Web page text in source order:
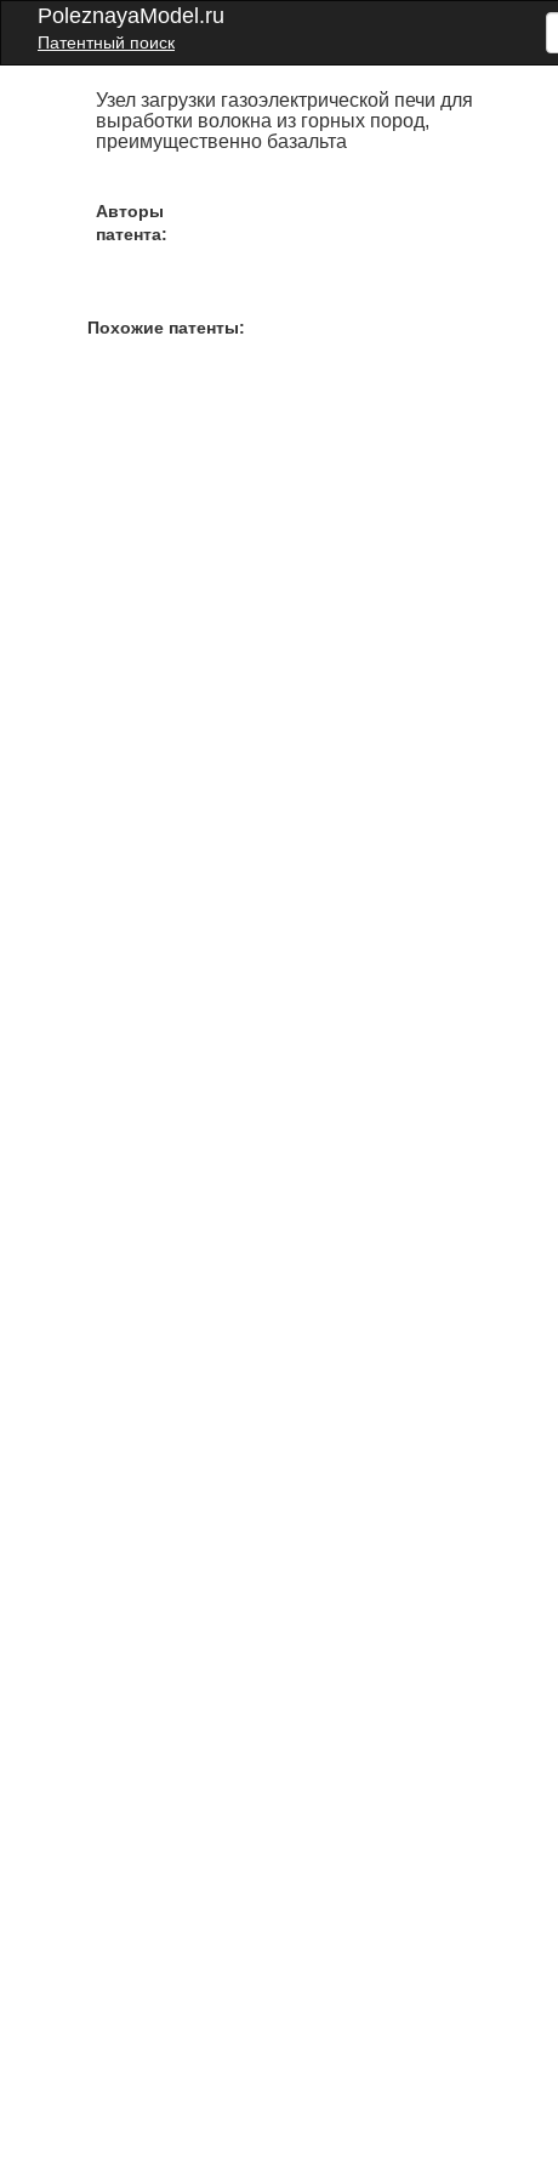
PoleznayaModel.ru
Патентный поиск
Узел загрузки газоэлектрической печи для
выработки волокна из горных пород,
преимущественно базальта
Авторы
патента:
Похожие патенты: